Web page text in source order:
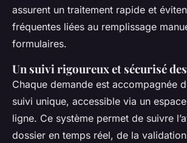
assurent un traitement rapide et
fréquentes liées au remplissage
formulaires.
Un suivi rigoureux et sécurisé
Chaque demande est accompagnée
suivi unique, accessible via un
ligne. Ce système permet de suivre
dossier en temps réel, de la